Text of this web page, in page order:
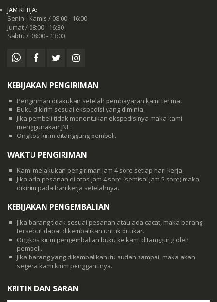
JAM KERJA:
Senin - Kamis / 08:00 - 16:00
Jumat / 08:00 - 16:30
Sabtu / 08:00 - 13:00
KEBIJAKAN PENGIRIMAN
Pengiriman dilakukan setelah pembayaran kami terima.
Buku dikirim sesuai ekspedisi yang diminta.
Jika pembeli tidak menentukan ekspedisinya maka kami
menggunakan JNE.
Ongkos kirim ditanggung pembeli.
WAKTU PENGIRIMAN
Kami melakukan pengiriman jam 4 sore setiap hari kerja.
Jika ada pesanan di atas jam 4 sore (semisal jam 5 sore) maka
dikirim pada hari kerja setelahnya.
KEBIJAKAN PENGEMBALIAN
Jika barang tidak sesuai pesanan atau ada cacat, maka barang
tersebut dapat dikembalikan untuk ditukar.
Ongkos kirim pengembalian buku ke kami ditanggung oleh
pembeli.
Jika barang yang dikembalikan itu sudah sampai, maka akan
segera kami kirim penggantinya.
KRITIK DAN SARAN